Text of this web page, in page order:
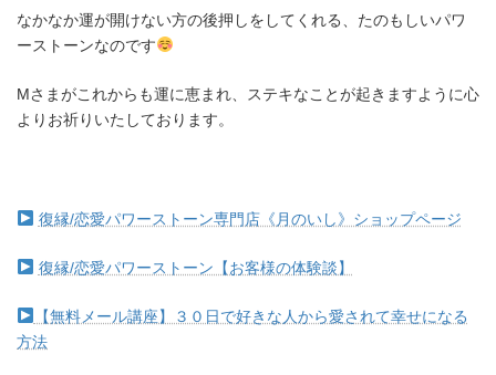
なかなか運が開けない方の後押しをしてくれる、たのもしいパワ
ーストーンなのです
Mさまがこれからも運に恵まれ、ステキなことが起きますように心
よりお祈りいたしております。
復縁/恋愛パワーストーン専門店《月のいし》ショップページ
復縁/恋愛パワーストーン【お客様の体験談】
【無料メール講座】３０日で好きな人から愛されて幸せになる
方法